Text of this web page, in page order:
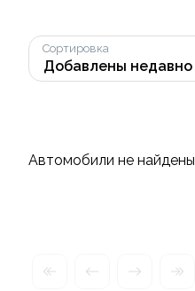
Сортировка
Автомобили не найдены